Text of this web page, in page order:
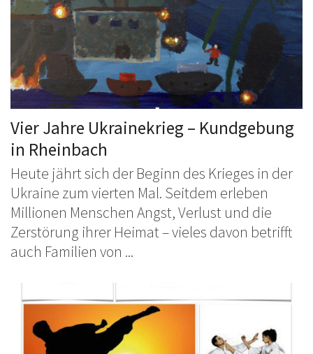
Vier Jahre Ukrainekrieg – Kundgebung
in Rheinbach
Heute jährt sich der Beginn des Krieges in der
Ukraine zum vierten Mal. Seitdem erleben
Millionen Menschen Angst, Verlust und die
Zerstörung ihrer Heimat – vieles davon betrifft
auch Familien von ...